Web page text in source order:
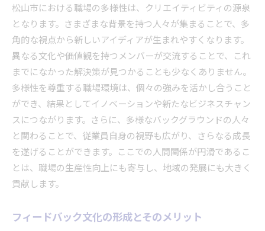
松山市における職場の多様性は、クリエイティビティの源泉
となります。さまざまな背景を持つ人々が集まることで、多
角的な視点から新しいアイディアが生まれやすくなります。
異なる文化や価値観を持つメンバーが交流することで、これ
までになかった解決策が見つかることも少なくありません。
多様性を尊重する職場環境は、個々の強みを活かし合うこと
ができ、結果としてイノベーションや新たなビジネスチャン
スにつながります。さらに、多様なバックグラウンドの人々
と関わることで、従業員自身の視野も広がり、さらなる成長
を遂げることができます。ここでの人間関係が円滑であるこ
とは、職場の生産性向上にも寄与し、地域の発展にも大きく
貢献します。
フィードバック文化の形成とそのメリット